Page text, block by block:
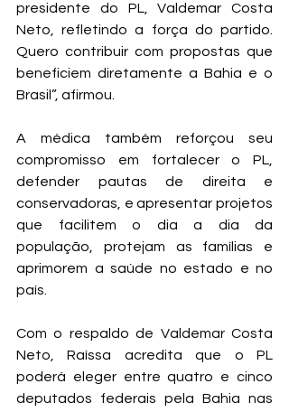
presidente do PL, Valdemar Costa
Neto, refletindo a força do partido.
Quero contribuir com propostas que
beneficiem diretamente a Bahia e o
Brasil”, afirmou.
A médica também reforçou seu
compromisso em fortalecer o PL,
defender pautas de direita e
conservadoras, e apresentar projetos
que facilitem o dia a dia da
população, protejam as famílias e
aprimorem a saúde no estado e no
país.
Com o respaldo de Valdemar Costa
Neto, Raíssa acredita que o PL
poderá eleger entre quatro e cinco
deputados federais pela Bahia nas